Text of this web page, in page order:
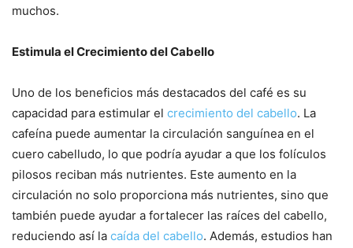
muchos.
Estimula el Crecimiento del Cabello
Uno de los beneficios más destacados del café es su
capacidad para estimular el crecimiento del cabello. La
cafeína puede aumentar la circulación sanguínea en el
cuero cabelludo, lo que podría ayudar a que los folículos
pilosos reciban más nutrientes. Este aumento en la
circulación no solo proporciona más nutrientes, sino que
también puede ayudar a fortalecer las raíces del cabello,
reduciendo así la caída del cabello. Además, estudios han